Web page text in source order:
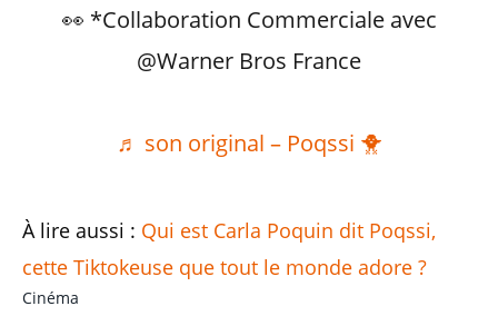
👀 *Collaboration Commerciale avec
@Warner Bros France
♬ son original – Poqssi 🐥
À lire aussi : Qui est Carla Poquin dit Poqssi,
cette Tiktokeuse que tout le monde adore ?
Cinéma